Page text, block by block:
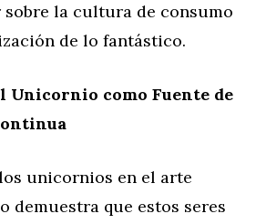
la cultura de consumo
de lo fantástico.
Unicornio como Fuente de
unicornios en el arte
demuestra que estos seres